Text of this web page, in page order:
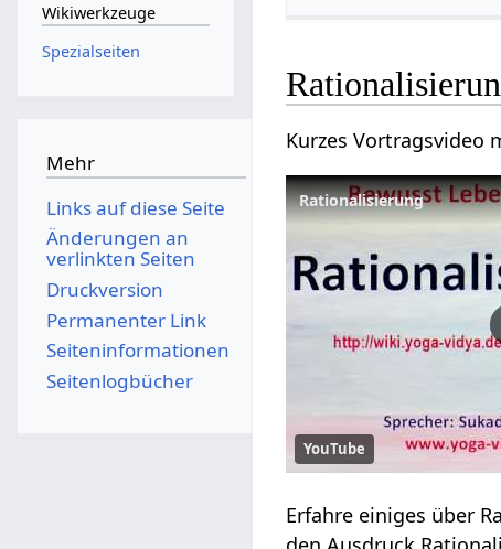
Rationalisierung‏‎
YouTube
Wikiwerkzeuge
Spezialseiten
Mehr
Links auf diese Seite
Änderungen an
verlinkten Seiten
Druckversion
Permanenter Link
Seiten­­informationen
Seitenlogbücher